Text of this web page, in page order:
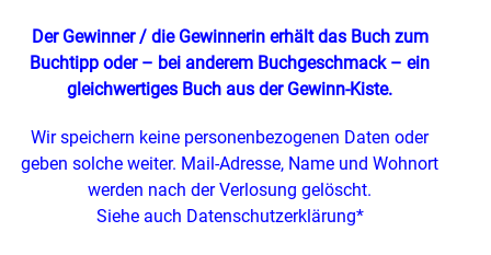
Der Gewinner / die Gewinnerin erhält das Buch zum
Buchtipp oder – bei anderem Buchgeschmack – ein
gleichwertiges Buch aus der Gewinn-Kiste.
Wir speichern keine personenbezogenen Daten oder
geben solche weiter. Mail-Adresse, Name und Wohnort
werden nach der Verlosung gelöscht.
Siehe auch Datenschutzerklärung*